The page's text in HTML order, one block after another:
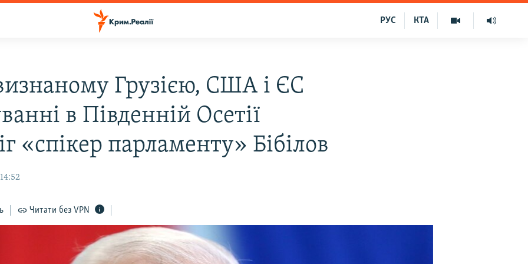
КТА
РУС
Грузією, США і ЄС
в Південній Осетії
«спікер парламенту» Бібілов
Читати без VPN